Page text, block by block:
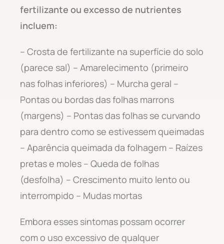
fertilizante ou excesso de nutrientes
incluem:
– Crosta de fertilizante na superfície do solo
(parece sal) – Amarelecimento (primeiro
nas folhas inferiores) – Murcha geral –
Pontas ou bordas das folhas marrons
(margens) – Pontas das folhas se curvando
para dentro como se estivessem queimadas
– Aparência queimada da folhagem – Raízes
pretas e moles – Queda de folhas
(desfolha) – Crescimento muito lento ou
interrompido – Mudas mortas
Embora esses sintomas possam ocorrer
com o uso excessivo de qualquer